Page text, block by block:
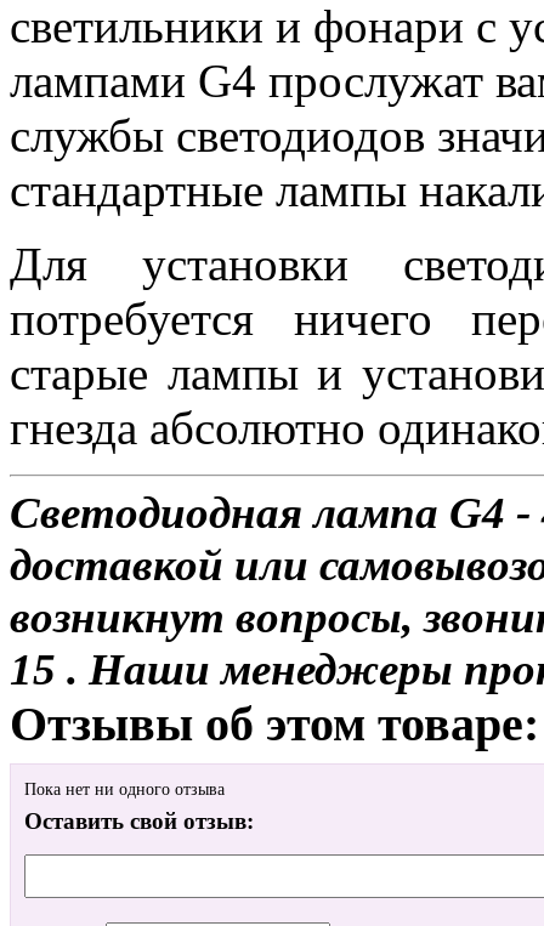
светильники и фонари с
лампами G4 прослужат
службы светодиодов
стандартные лампы
Для установки
потребуется ничего
старые лампы и
гнезда абсолютно
Светодиодная лампа G4
доставкой или
возникнут вопросы,
15 . Наши менеджеры
Отзывы об этом товаре:
Пока нет ни одного отзыва
Оставить свой отзыв: